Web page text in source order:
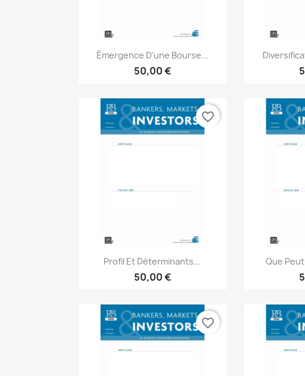
Aperçu rapide
Émergence D'une Bourse...
50,00 €

 Aperçu rapide
Profil Et Déterminants...
50,00 €
favorite_border

Que
favorite_border